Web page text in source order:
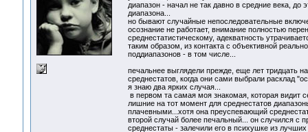
диапазон - начал не так давно в средние века, до
диапазона...
но бывают случайные непоследовательные
осознание не работает, внимание полностью
среднестатистическому, адекватность
таким образом, из контакта с объективной
поддиапазонов - в том числе...
печальнее выглядели прежде, еще лет тридцать
среднестатов, когда они сами выбрали расклад
я знаю два ярких случая...
в первом та самая моя знакомая, которая видит
лишние на тот момент для среднестатов
плачевными...хотя она преуспевающий
второй случай более печальный... он случился с
среднестаты - залечили его в психушке из